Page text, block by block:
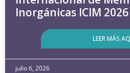
Inorgánicas ICIM 2026
LEER MÁS
julio 6, 2026